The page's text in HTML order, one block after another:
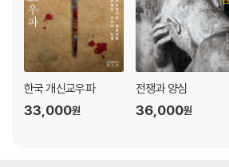
2. 논쟁 속으로: 어떤 대체복무제를 도입할 것인
제7장 대체복무제 도입 이후
1. 대체복무제의 시행
2. 한국형 대체복무제
3. 현역군인과 예비군의 양심적 병역거부
한국 개신교우파
33,000원
전쟁과 양심
36,000원